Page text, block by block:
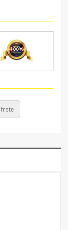
frete